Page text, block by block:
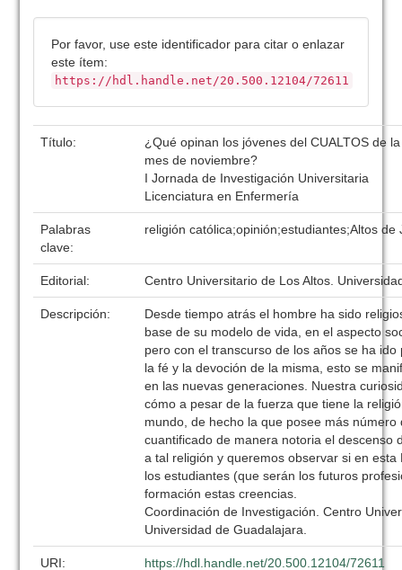
Por favor, use este identificador para citar o enlazar
este ítem:
https://hdl.handle.net/20.500.12104/72611
Título:
¿Qué opinan los jóvenes del CUALTOS de
mes de noviembre?
I Jornada de Investigación Universitaria
Licenciatura en Enfermería
Palabras
clave:
religión católica;opinión;estudiantes;Altos de
Editorial: Centro Universitario de Los Altos.
Descripción:
Desde tiempo atrás el hombre ha sido
base de su modelo de vida, en el aspecto
pero con el transcurso de los años se ha
la fé y la devoción de la misma, esto se
en las nuevas generaciones. Nuestra
cómo a pesar de la fuerza que tiene la
mundo, de hecho la que posee más
cuantificado de manera notoria el descenso
a tal religión y queremos observar si en esta
los estudiantes (que serán los futuros
formación estas creencias.
Coordinación de Investigación. Centro
Universidad de Guadalajara.
URI: https://hdl.handle.net/20.500.12104/72611